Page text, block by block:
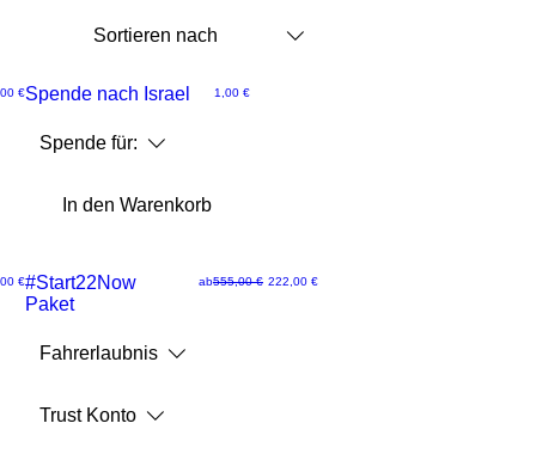
Sortieren nach
€Rette Israel
Spende nach Israel Preis
1,00 €
Spende für:
In den Warenkorb
€
Schnellansicht
Limitiertes #NewDeal SPECIAL
#Start22Now
Paket
ab
Standardpreis
555,00 € 222,00 €
Sale-Preis
Fahrerlaubnis
Trust Konto